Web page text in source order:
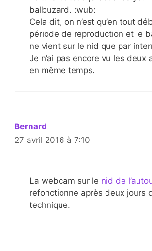
balbuzard. :wub:
Cela dit, on n’est qu’en tout
période de reproduction et le
ne vient sur le nid que par
Je n’ai pas encore vu les deux
en même temps.
Bernard
27 avril 2016 à 7:10
La webcam sur le nid de
refonctionne après deux jours
technique.